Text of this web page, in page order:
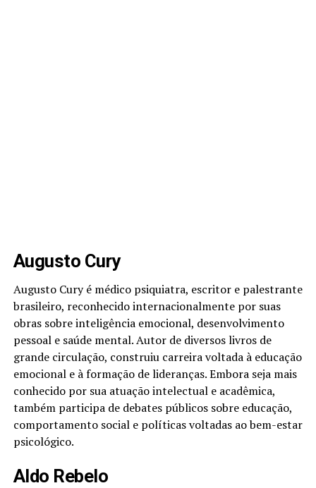
Augusto Cury
Augusto Cury é médico psiquiatra, escritor e palestrante
brasileiro, reconhecido internacionalmente por suas
obras sobre inteligência emocional, desenvolvimento
pessoal e saúde mental. Autor de diversos livros de
grande circulação, construiu carreira voltada à educação
emocional e à formação de lideranças. Embora seja mais
conhecido por sua atuação intelectual e acadêmica,
também participa de debates públicos sobre educação,
comportamento social e políticas voltadas ao bem-estar
psicológico.
Aldo Rebelo